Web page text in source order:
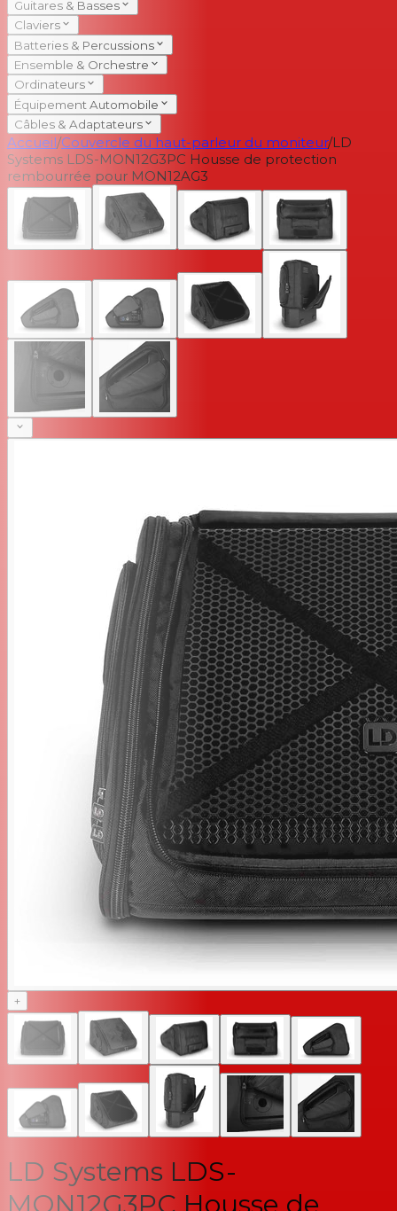
Guitares & Basses
Claviers
Batteries & Percussions
Ensemble & Orchestre
Ordinateurs
Équipement Automobile
Câbles & Adaptateurs
Accueil/Couvercle du haut-parleur du moniteur/LD
Systems LDS-MON12G3PC Housse de protection
rembourrée pour MON12AG3
+
LD Systems LDS-
MON12G3PC Housse de